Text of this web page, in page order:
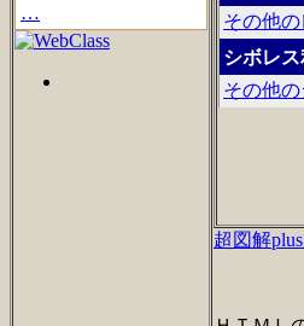
…
その他
シボレ
その他
超図解